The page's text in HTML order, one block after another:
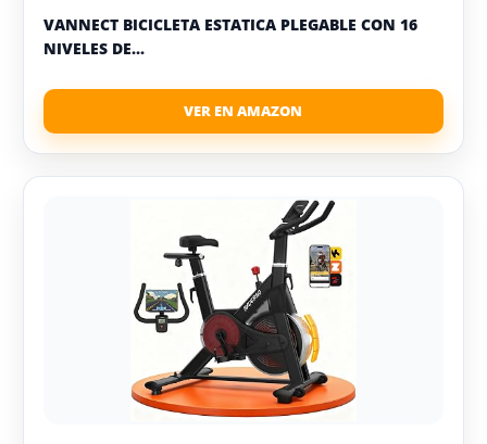
VANNECT BICICLETA ESTATICA PLEGABLE CON 16
NIVELES DE...